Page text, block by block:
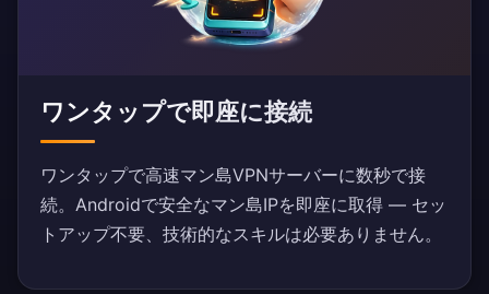
ワンタップで即座に接続
ワンタップで高速マン島VPNサーバーに数秒で接
続。Androidで安全なマン島IPを即座に取得 — セッ
トアップ不要、技術的なスキルは必要ありません。